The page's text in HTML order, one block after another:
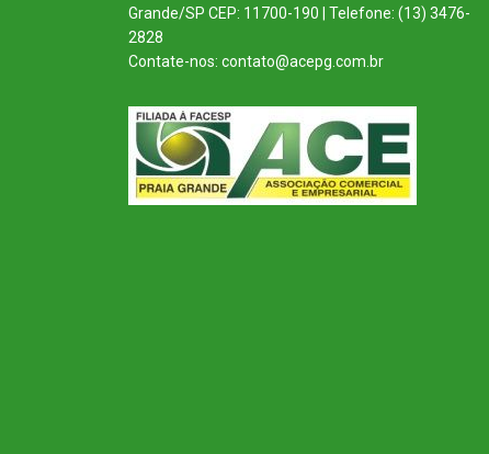
Grande/SP CEP: 11700-190 | Telefone: (13) 3476-
2828
Contate-nos: contato@acepg.com.br